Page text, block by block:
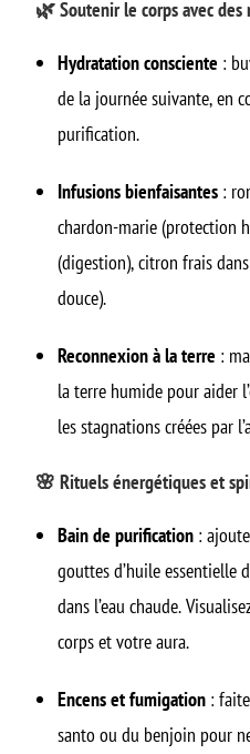
🌿 Soutenir le corps avec des
Hydratation consciente :
de la journée suivante, en
purification.
Infusions bienfaisantes :
chardon-marie (protection
(digestion), citron frais
douce).
Reconnexion à la terre :
la terre humide pour aider
les stagnations créées par
🌸 Rituels énergétiques et
Bain de purification :
gouttes d’huile essentielle
dans l’eau chaude.
corps et votre aura.
Encens et fumigation :
santo ou du benjoin pour